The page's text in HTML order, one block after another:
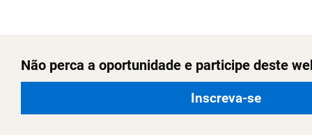
Não perca a oportunidade e participe deste
Inscreva-se